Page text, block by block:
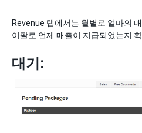
Revenue 탭에서는 월별로 얼마의
이팔로 언제 매출이 지급되었는지
대기: